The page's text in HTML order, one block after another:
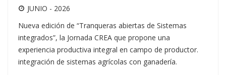
JUNIO - 2026
Nueva edición de “Tranqueras abiertas de Sistemas
integrados”, la Jornada CREA que propone una
experiencia productiva integral en campo de productor.
integración de sistemas agrícolas con ganadería.